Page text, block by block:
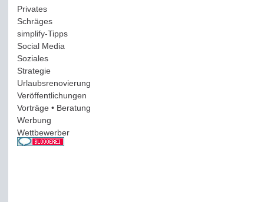
Privates(193)
Schräges(161)
simplify-Tipps(123)
Social Media
Soziales(37)
Strategie(220)
Urlaubsrenovierung
Veröffentlichungen
Vorträge • Beratung
Werbung
Wettbewerber(61)